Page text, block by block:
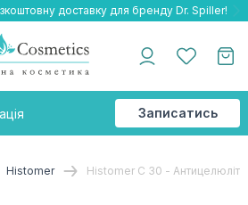
та подарнки до бренду Braderm!
весь бренд HOLY LAND!
доставку для бренду Dr. Spiller!
Записатись
на
Histomer Histomer С 30 -